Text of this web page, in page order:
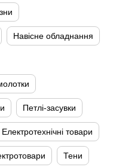
Навісне обладнання
Петлі-засувки
Електротехнічні товари
Тени